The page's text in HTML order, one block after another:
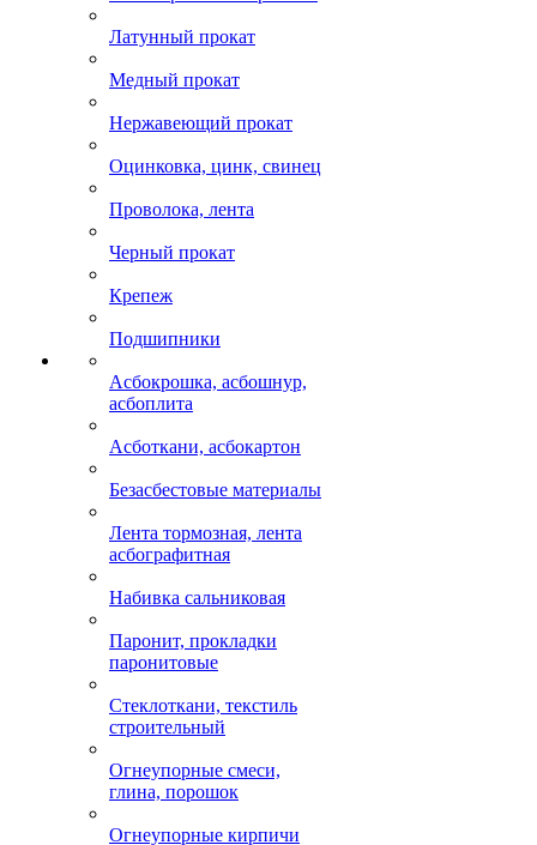
Латунный прокат
Медный прокат
Нержавеющий прокат
Оцинковка, цинк, свинец
Проволока, лента
Черный прокат
Крепеж
Подшипники
Асбокрошка, асбошнур,
асбоплита
Асботкани, асбокартон
Безасбестовые материалы
Лента тормозная, лента
асбографитная
Набивка сальниковая
Паронит, прокладки
паронитовые
Стеклоткани, текстиль
строительный
Огнеупорные смеси,
глина, порошок
Огнеупорные кирпичи